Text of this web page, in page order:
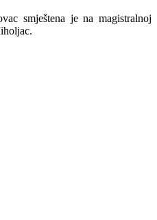
smještena je na magistralnoj